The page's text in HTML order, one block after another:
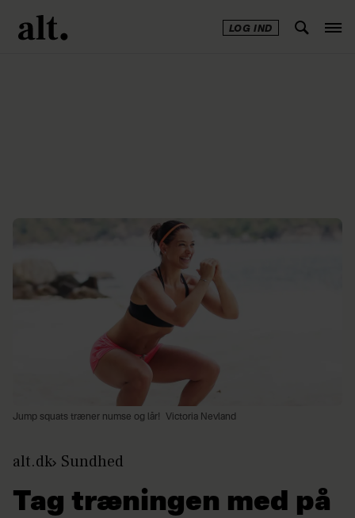
LOG IND
Jump squats træner numse og lår! Victoria Nevland
alt.dk Sundhed
Tag træningen med på